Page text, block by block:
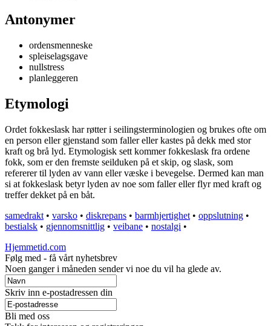
Antonymer
ordensmenneske
spleiselagsgave
nullstress
planleggeren
Etymologi
Ordet fokkeslask har røtter i seilingsterminologien og brukes ofte om
en person eller gjenstand som faller eller kastes på dekk med stor
kraft og brå lyd. Etymologisk sett kommer fokkeslask fra ordene
fokk, som er den fremste seilduken på et skip, og slask, som
refererer til lyden av vann eller væske i bevegelse. Dermed kan man
si at fokkeslask betyr lyden av noe som faller eller flyr med kraft og
treffer dekket på en båt.
samedrakt • varsko • diskrepans • barmhjertighet • oppslutning •
bestialsk • gjennomsnittlig • veibane • nostalgi •
Hjemmetid.com
Følg med - få vårt nyhetsbrev
Noen ganger i måneden sender vi noe du vil ha glede av.
Skriv inn e-postadressen din
Bli med oss